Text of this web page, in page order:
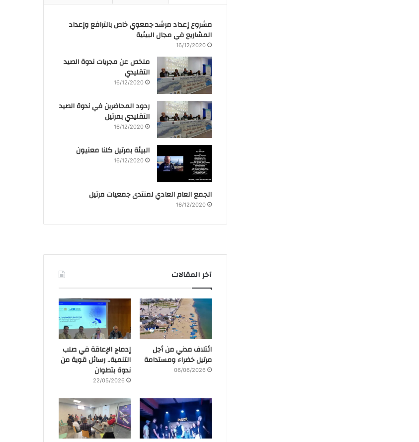
مشروع إعداد مرشد جمعوي خاص بالترافع وإعداد
المشاريع في مجال البيئية
16/12/2020
ملخص عن مجريات ندوة الصيد
التقليدي
16/12/2020
ردود المحاضرين في ندوة الصيد
التقليدي بمرتيل
16/12/2020
البيئة بمرتيل كلنا معنيون
16/12/2020
الجمع العام العادي لمنتدى جمعيات مرتيل
16/12/2020
آخر المقالات
ائتلاف مدني من أجل
مرتيل خضراء ومستدامة
06/06/2026
إدماج الإعاقة في صلب
التنمية.. رسائل قوية من
ندوة بتطوان
22/05/2026